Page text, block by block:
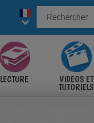
LECTURE VIDÉOS ET
TUTORIELS